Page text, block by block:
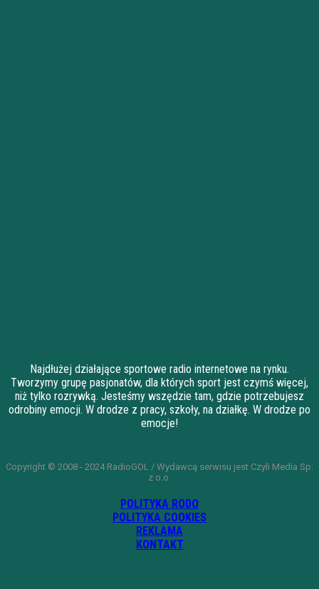
Najdłużej działające sportowe radio internetowe na rynku.
Tworzymy grupę pasjonatów, dla których sport jest czymś więcej,
niż tylko rozrywką. Jesteśmy wszędzie tam, gdzie potrzebujesz
odrobiny emocji. W drodze z pracy, szkoły, na działkę. W drodze po
emocje!
Copyright © 2008 - 2024 RadioGOL / Wydawcą serwisu jest Czyli Media Sp.
z o.o.
POLITYKA RODO
POLITYKA COOKIES
REKLAMA
KONTAKT